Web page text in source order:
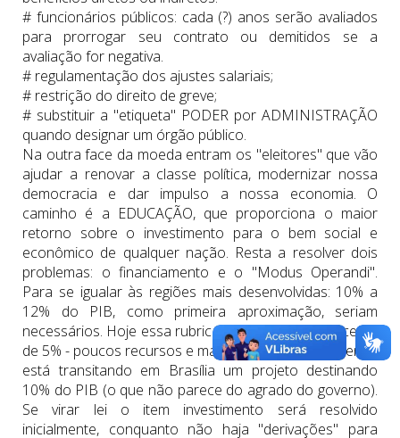
# funcionários públicos: cada (?) anos serão avaliados
para prorrogar seu contrato ou demitidos se a
avaliação for negativa.
# regulamentação dos ajustes salariais;
# restrição do direito de greve;
# substituir a "etiqueta" PODER por ADMINISTRAÇÃO
quando designar um órgão público.
Na outra face da moeda entram os "eleitores" que vão
ajudar a renovar a classe política, modernizar nossa
democracia e dar impulso a nossa economia. O
caminho é a EDUCAÇÃO, que proporciona o maior
retorno sobre o investimento para o bem social e
econômico de qualquer nação. Resta a resolver dois
problemas: o financiamento e o "Modus Operandi".
Para se igualar às regiões mais desenvolvidas: 10% a
12% do PIB, como primeira aproximação, seriam
necessários. Hoje essa rubrica, no Brasil, alcança cerca
de 5% - poucos recursos e mal utilizados. No momento,
está transitando em Brasília um projeto destinando
10% do PIB (o que não parece do agrado do governo).
Se virar lei o item investimento será resolvido
inicialmente, conquanto não haja "derivações" para